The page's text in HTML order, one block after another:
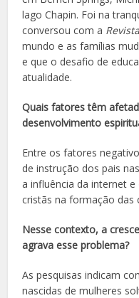
lago Chapin. Foi na
conversou com a
mundo e as famílias
e que o desafio de
atualidade.
Quais fatores têm
desenvolvimento
Entre os fatores
de instrução dos pais
a influência da internet
cristãs na formação das
Nesse contexto, a
agrava esse problema?
As pesquisas indicam
nascidas de mulheres